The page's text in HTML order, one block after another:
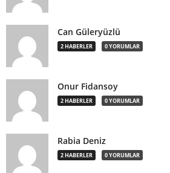
Can Güleryüzlü
2 HABERLER 0 YORUMLAR
Onur Fidansoy
2 HABERLER 0 YORUMLAR
Rabia Deniz
2 HABERLER 0 YORUMLAR